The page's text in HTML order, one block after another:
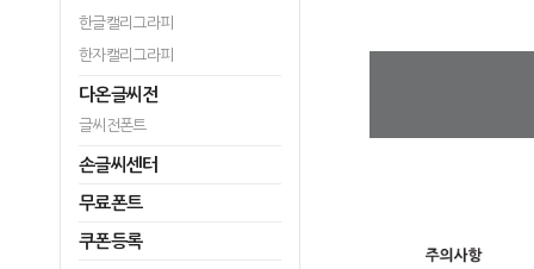
한글캘리그라피
한자캘리그라피
다온글씨전
글씨전폰트
손글씨센터
무료폰트
쿠폰등록